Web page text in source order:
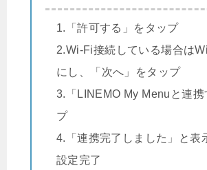
1.「許可する」をタップ
2.Wi-Fi接続している場合は
にし、「次へ」をタップ
3.「LINEMO My Menuと連携
プ
4.「連携完了しました」と表
設定完了